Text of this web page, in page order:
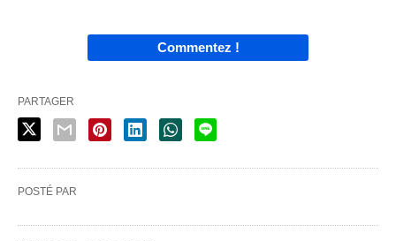
Commentez !
PARTAGER
POSTÉ PAR